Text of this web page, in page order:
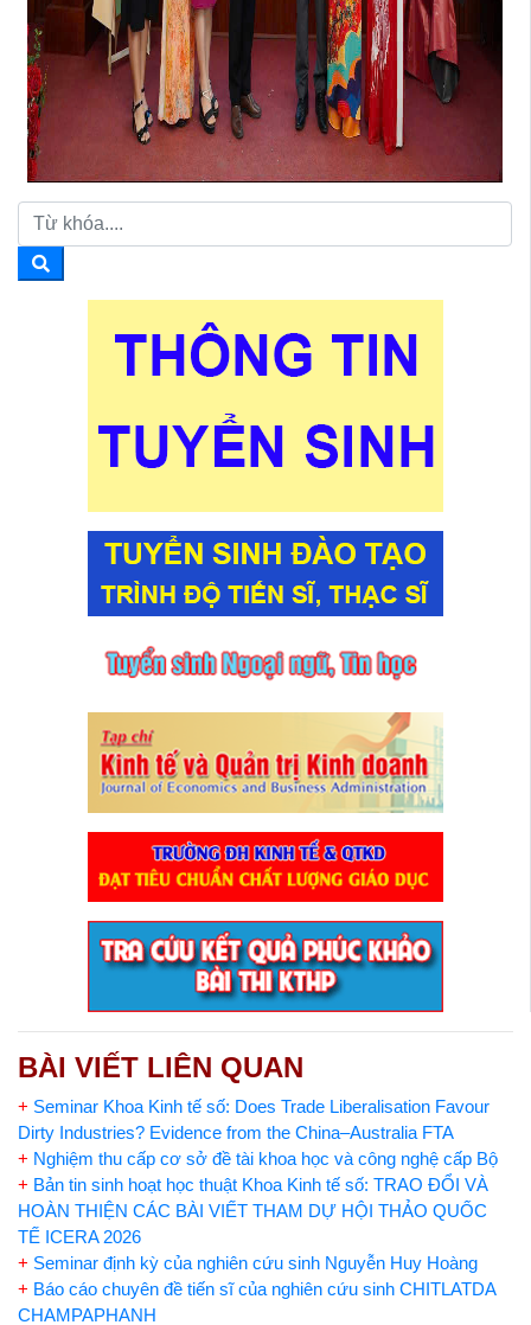
BÀI VIẾT LIÊN QUAN
+ Seminar Khoa Kinh tế số: Does Trade Liberalisation Favour
Dirty Industries? Evidence from the China–Australia FTA
+ Nghiệm thu cấp cơ sở đề tài khoa học và công nghệ cấp Bộ
+ Bản tin sinh hoạt học thuật Khoa Kinh tế số: TRAO ĐỔI VÀ
HOÀN THIỆN CÁC BÀI VIẾT THAM DỰ HỘI THẢO QUỐC
TẾ ICERA 2026
+ Seminar định kỳ của nghiên cứu sinh Nguyễn Huy Hoàng
+ Báo cáo chuyên đề tiến sĩ của nghiên cứu sinh CHITLATDA
CHAMPAPHANH